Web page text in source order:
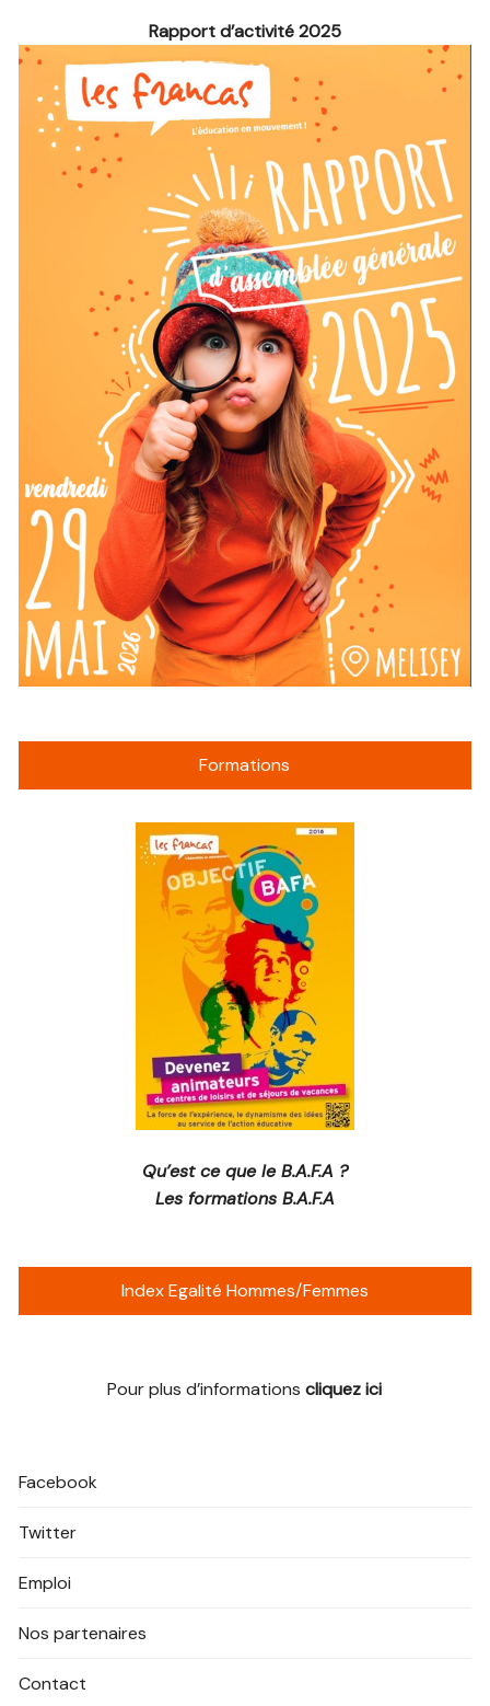
Rapport d’activité 2025
Formations
Qu’est ce que le B.A.F.A ?
Les formations B.A.F.A
Index Egalité Hommes/Femmes
Pour plus d’informationscliquez ici
Facebook
Twitter
Emploi
Nos partenaires
Contact